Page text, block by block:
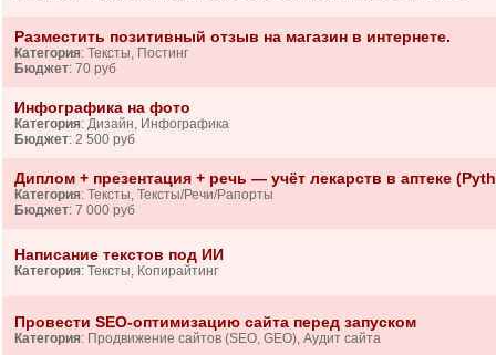
Разместить позитивный отзыв на магазин в интернете.
Категория: Тексты, Постинг
Бюджет: 70 руб
Инфографика на фото
Категория: Дизайн, Инфографика
Бюджет: 2 500 руб
Диплом + презентация + речь — учёт лекарств в аптеке
Категория: Тексты, Тексты/Речи/Рапорты
Бюджет: 7 000 руб
Написание текстов под ИИ
Категория: Тексты, Копирайтинг
Провести SEO-оптимизацию сайта перед запуском
Категория: Продвижение сайтов (SEO, GEO), Аудит сайта